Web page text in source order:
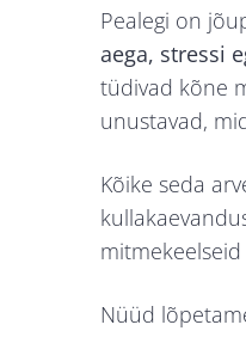
Pealegi on
aega, stressi
tüdivad kõne
unustavad,
Kõike seda
Nüüd